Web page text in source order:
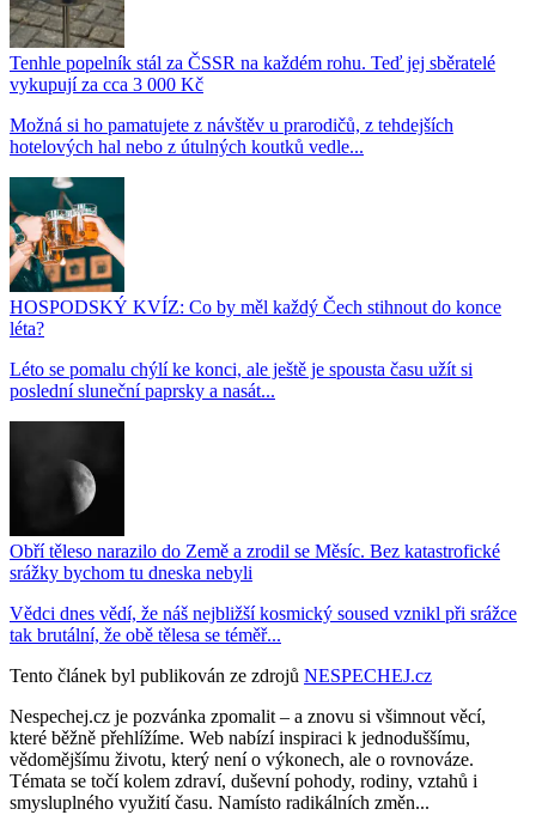
Tenhle popelník stál za ČSSR na každém rohu. Teď jej sběratelé
vykupují za cca 3 000 Kč
Možná si ho pamatujete z návštěv u prarodičů, z tehdejších
hotelových hal nebo z útulných koutků vedle...
HOSPODSKÝ KVÍZ: Co by měl každý Čech stihnout do konce
léta?
Léto se pomalu chýlí ke konci, ale ještě je spousta času užít si
poslední sluneční paprsky a nasát...
Obří těleso narazilo do Země a zrodil se Měsíc. Bez katastrofické
srážky bychom tu dneska nebyli
Vědci dnes vědí, že náš nejbližší kosmický soused vznikl při srážce
tak brutální, že obě tělesa se téměř...
Tento článek byl publikován ze zdrojů NESPECHEJ.cz
Nespechej.cz je pozvánka zpomalit – a znovu si všimnout věcí,
které běžně přehlížíme. Web nabízí inspiraci k jednoduššímu,
vědomějšímu životu, který není o výkonech, ale o rovnováze.
Témata se točí kolem zdraví, duševní pohody, rodiny, vztahů i
smysluplného využití času. Namísto radikálních změn...